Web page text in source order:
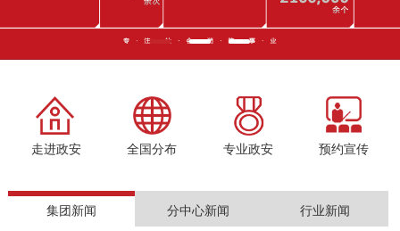
走进政安 全国分布 专业政安 预约宣传
集团新闻 分中心新闻 行业新闻